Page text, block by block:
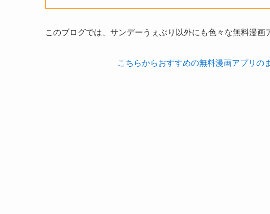
このブログでは、サンデーうぇぶり以外にも色々な無料漫画
こちらからおすすめの無料漫画アプリの